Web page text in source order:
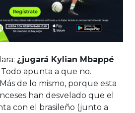
¿jugará Kylian Mbappé
Todo apunta a que no.
de lo mismo, porque esta
han desvelado que el
con el brasileño (junto a